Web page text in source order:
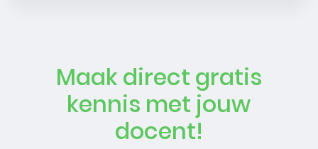
Maak direct gratis
kennis met jouw
docent!